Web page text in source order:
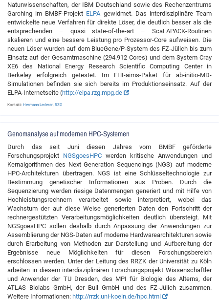
Naturwissenschaften, der IBM Deutschland sowie des Rechenzentrums
Garching im BMBF-Projekt ELPA gewidmet. Das interdisziplinäre Team
entwickelte neue Verfahren für direkte Löser, die deutlich besser als die
entsprechenden – quasi state-of-the-art – ScaLAPACK-Routinen
skalieren und eine bessere Leistung pro Prozessor-Core aufweisen. Die
neuen Löser wurden auf dem BlueGene/P-System des FZ-Jülich bis zum
Einsatz auf der Gesamtmaschine (294.912 Cores) und dem System Cray
XE6 des National Energy Research Scientific Computing Center in
Berkeley erfolgreich getestet. Im FHI-aims-Paket für ab-initio-MD-
Simulationen befinden sie sich bereits im Produktionseinsatz. Auf der
ELPA-Internetseite (http://elpa.rzg.mpg.de
Kontakt: Hermann Lederer RZG
Genomanalyse auf modernen HPC-Systemen
Durch das seit Juni diesen Jahres vom BMBF geförderte
Forschungsprojekt NGSgoesHPC werden kritische Anwendungen und
Kernalgorithmen des Next Generation Sequencings (NGS) auf moderne
HPC-Architekturen übertragen. NGS ist eine Schlüsseltechnologie zur
Bestimmung genetischer Informationen aus Proben. Durch die
Sequenzierung werden riesige Datenmengen generiert und mit Hilfe von
Hochleistungsrechnern verarbeitet sowie interpretiert, wobei das
Wachstum der auf diese Weise generierten Daten den Fortschritt der
rechnergestützten Verarbeitungsmöglichkeiten deutlich übersteigt. Mit
NGSgoesHPC sollen deshalb durch Anpassung der Anwendungen zur
Assemblierung der NGS-Daten auf moderne Hardwarearchitekturen sowie
durch Erarbeitung von Methoden zur Darstellung und Aufbereitung der
Ergebnisse neue Möglichkeiten für diesen Forschungsbereich
erschlossen werden. Unter der Leitung des RRZK der Universität zu Köln
arbeiten in diesem interdisziplinären Forschungsprojekt Wissenschaftler
und Anwender der TU Dresden, des MPI für Biologie des Alterns, der
ATLAS Biolabs GmbH, der Bull GmbH und des FZ-Jülich zusammen.
Weitere Informationen: http://rrzk.uni-koeln.de/hpc.html